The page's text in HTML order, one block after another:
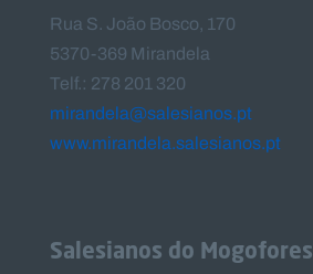
Rua S. João Bosco, 170
5370-369 Mirandela
Telf.: 278 201 320
mirandela@salesianos.pt
www.mirandela.salesianos.pt
Salesianos do Mogofores